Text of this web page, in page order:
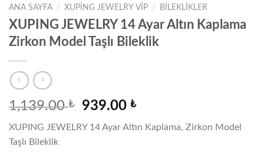
ANA SAYFA / XUPING JEWELRY VIP / BILEKLIKLER
XUPING JEWELRY 14 Ayar Altın Kaplama
Zirkon Model Taşlı Bileklik
1,139.00₺
Orijinal
1,139.00 ₺.
939.00₺Şu
fiyat:
XUPING JEWELRY 14 Ayar Altın Kaplama, Zirkon Model
Taşlı Bileklik